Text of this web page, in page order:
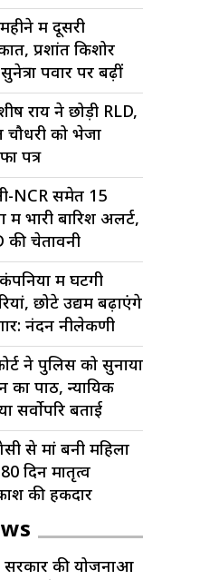
की
व प्रोत्साहन
बुनकरों का
में दूसरी
प्रशांत किशोर
पवार पर बढ़ीं
राय ने छोड़ी RLD,
को भेजा
पत्र
NCR समेत 15
में भारी बारिश अलर्ट,
की चेतावनी
में घटेंगी
छोटे उद्यम बढ़ाएंगे
नंदन नीलेकणी
ने पुलिस को सुनाया
का पाठ, न्यायिक
सर्वोपरि बताई
से मां बनी महिला
दिन मातृत्व
की हकदार
सरकार की योजनाओं